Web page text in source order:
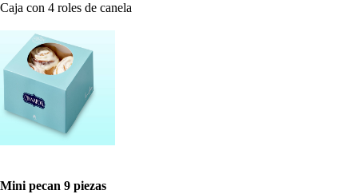
Caja con 4 roles de canela
Mini pecan 9 piezas